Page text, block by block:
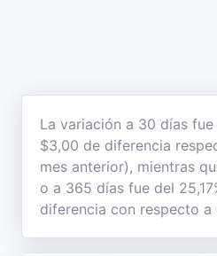
La variación a 30 días
$3,00 de diferencia
mes anterior), mientras
o a 365 días fue del
diferencia con respecto a